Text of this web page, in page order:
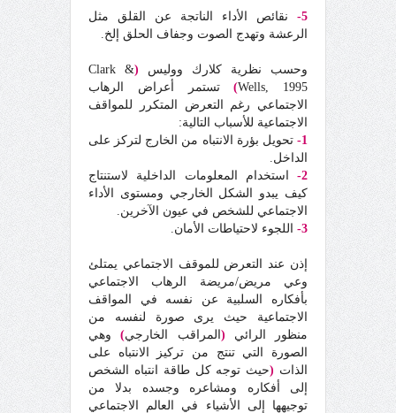
5-
نقائص الأداء الناتجة عن القلق مثل
الرعشة وتهدج الصوت وجفاف الحلق إلخ.
وحسب نظرية كلارك ووليس (
Clark &
Wells, 1995
)تستمر أعراض الرهاب
الاجتماعي رغم التعرض المتكرر للمواقف
الاجتماعية للأسباب التالية:
1-
تحويل بؤرة الانتباه من الخارج لتركز على
الداخل.
2-
استخدام المعلومات الداخلية لاستنتاج
كيف يبدو الشكل الخارجي ومستوى الأداء
الاجتماعي للشخص في عيون الآخرين.
3-
اللجوء لاحتياطات الأمان.
إذن عند التعرض للموقف الاجتماعي يمتلئ
وعي مريض/مريضة الرهاب الاجتماعي
بأفكاره السلبية عن نفسه في المواقف
الاجتماعية حيث يرى صورة لنفسه من
منظور الرائي (المراقب الخارجي)وهي
الصورة التي تنتج من تركيز الانتباه على
الذات (حيث توجه كل طاقة انتباه الشخص
إلى أفكاره ومشاعره وجسده بدلا من
توجيهها إلى الأشياء في العالم الاجتماعي